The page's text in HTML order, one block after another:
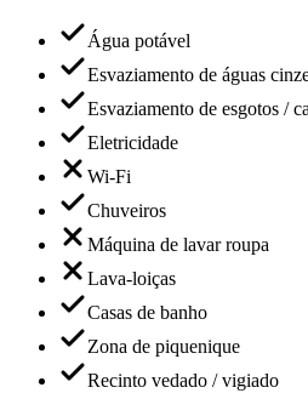
Água potável
Esvaziamento de águas
Esvaziamento de esgotos /
Eletricidade
Wi-Fi
Chuveiros
Máquina de lavar roupa
Lava-loiças
Casas de banho
Zona de piquenique
Recinto vedado / vigiado